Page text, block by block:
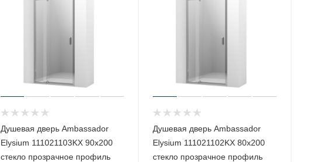
Душевая дверь Ambassador
Elysium 111021103KX 90х200
стекло прозрачное профиль
Душевая дверь Ambassador
Elysium 111021102KX 80х200
стекло прозрачное профиль